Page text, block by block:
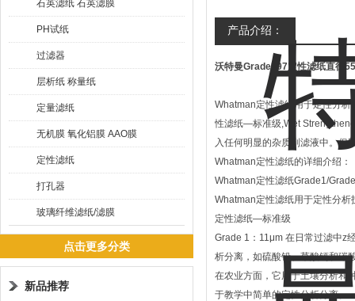
石英滤纸 石英滤膜
PH试纸
过滤器
层析纸 称量纸
定量滤纸
无机膜 氧化铝膜 AAO膜
定性滤纸
打孔器
玻璃纤维滤纸/滤膜
点击更多分类
新品推荐
产品介绍：
沃特曼Grade597定性滤纸直径
Whatman定性滤纸用于定性分
性滤纸―标准级,Wet
入任何明显的杂质到滤液中。但
Whatman定性滤纸的详细介绍：
Whatman定性滤纸Grade1/
Whatman定性滤纸用于定性分
定性滤纸―标准级
Grade 1：11μm 在日常过滤中z
析分离，如硫酸铅、草酸钙和碳
在农业方面，它用于土壤分析和
于教学中简单的定性分析分离。